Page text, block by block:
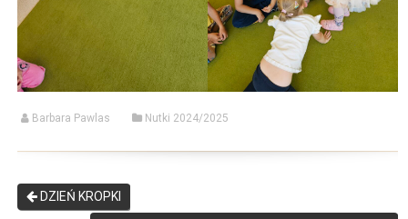
Barbara Pawlas Nutki 2024/2025
DZIEŃ KROPKI